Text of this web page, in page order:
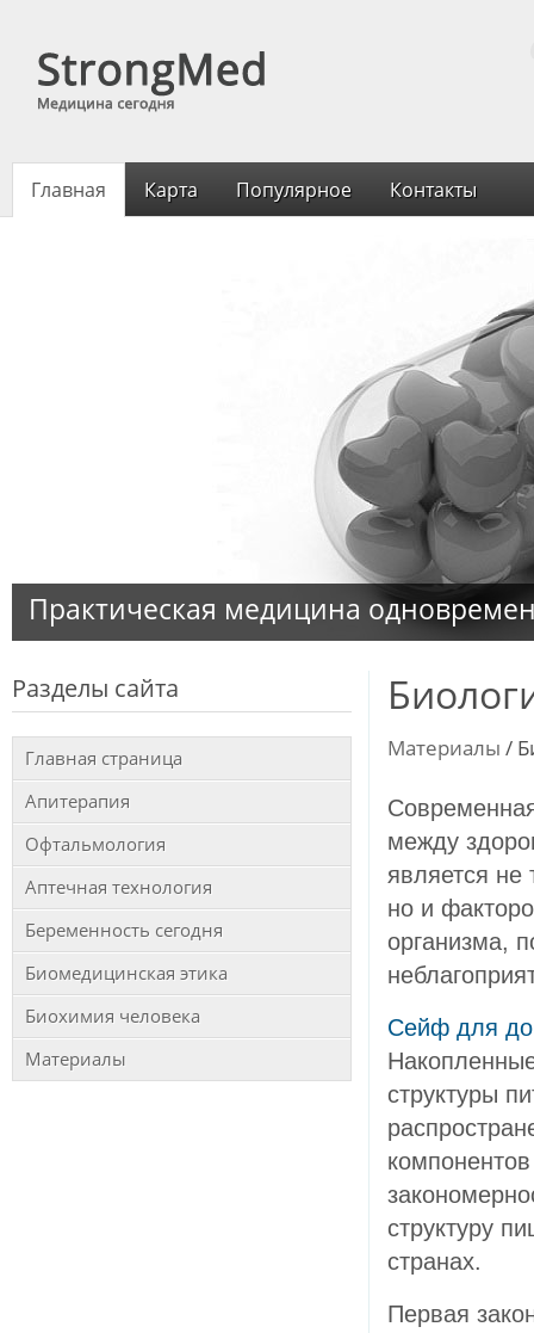
Главная Карта Популярное Контакты
Практическая медицина
Материалы /
между
является не
но и
организма,
Сейф для
структуры
структуру
странах.
Первая
Разделы сайта
Главная страница
Апитерапия
Офтальмология
Аптечная технология
Беременность сегодня
Биомедицинская этика
Биохимия человека
Материалы